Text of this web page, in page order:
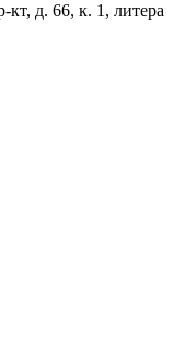
кт, д. 66, к. 1, литера